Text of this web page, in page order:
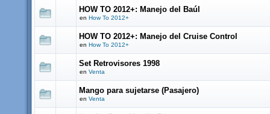
HOW TO 2012+: Manejo del Baúl
en How To 2012+
HOW TO 2012+: Manejo del Cruise Control
en How To 2012+
Set Retrovisores 1998
en Venta
Mango para sujetarse (Pasajero)
en Venta